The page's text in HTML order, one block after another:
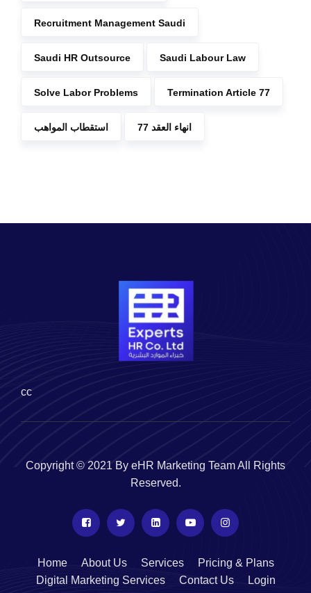
Recruitment Management Saudi
Saudi HR Outsource Saudi Labour Law
Solve Labor Problems Termination Article 77
استقطاب المواهب انهاء العقد 77
cc
Copyright © 2021 By eHR Marketing Team All Rights
Reserved.
Home About Us Services
Pricing & Plans
Digital Marketing Services
Contact Us Login